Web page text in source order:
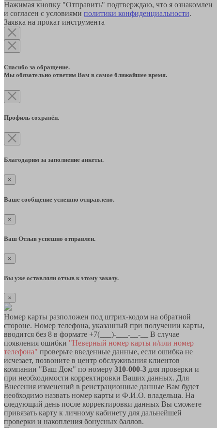
Нажимая кнопку "Отправить" подтверждаю, что я ознакомлен
и согласен с условиями политики конфиденциальности.
Заявка на прокат инструмента
Спасибо за обращение.
Мы обязательно ответим Вам в самое ближайшее время.
Профиль сохранён.
Благодарим за заполнение анкеты.
×
Ваше сообщение успешно отправлено.
×
Ваш Отзыв успешно отправлен.
×
Вы уже оставляли отзыв к этому заказу.
×
Номер карты разположен под штрих-кодом на обратной
стороне. Номер телефона, указанный при получении карты,
вводится без 8 в формате +7(___)-___-__-__ В случае
появления ошибки "Неверный номер карты и/или номер
телефона" проверьте введенные данные, если ошибка не
исчезает, позвоните в центр обслуживания клиентов
компании "Ваш Дом" по номеру 310-000-3 для проверки и
при необходимости корректировки Ваших данных. Для
Внесения изменений в реистрационные данные Вам будет
необходимо назвать номер карты и Ф.И.О. владельца. На
следующий день после корректировки данных Вы сможете
привязать карту к личному кабинету для дальнейшей
проверки и накопления бонусных баллов.